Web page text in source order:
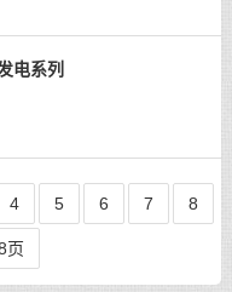
电系列
4 5 6 7 8
页